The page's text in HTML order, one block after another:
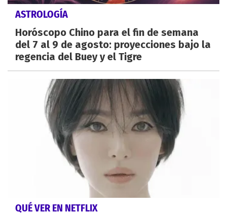
ASTROLOGÍA
Horóscopo Chino para el fin de semana
del 7 al 9 de agosto: proyecciones bajo la
regencia del Buey y el Tigre
QUÉ VER EN NETFLIX